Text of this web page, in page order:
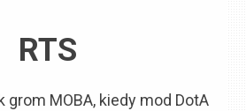
RTS
grom MOBA, kiedy mod DotA